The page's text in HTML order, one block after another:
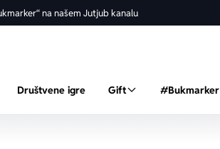
na našem Jutjub kanalu
Društvene igre Gift #Bukmarker